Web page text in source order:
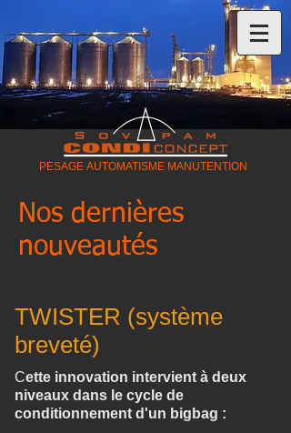
PESAGE AUTOMATISME MANUTENTION
Nos dernières
nouveautés
TWISTER (système
breveté)
Cette innovation intervient à deux
niveaux dans le cycle de
conditionnement d'un bigbag :